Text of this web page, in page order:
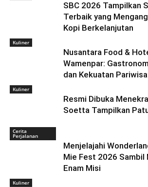
SBC 2026 Tampilkan
Terbaik yang
Kopi Berkelanjutan
Kuliner
Nusantara Food &
Wamenpar:
dan Kekuatan
Kuliner
Resmi Dibuka
Soetta Tampilkan
Cerita
Perjalanan
Menjelajahi
Mie Fest 2026 Sambil
Enam Misi
Kuliner